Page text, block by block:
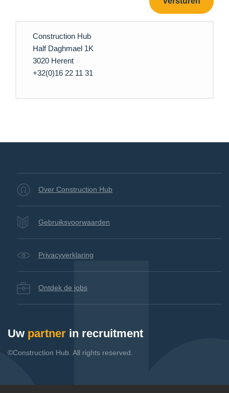
Construction Hub
Half Daghmael 1K
3020 Herent
+32(0)16 22 11 31
Over Construction Hub
Gebruiksvoorwaarden
Privacyverklaring
Ontdek de jobs
Uw partner in recruitment
©Construction Hub. All rights reserved.